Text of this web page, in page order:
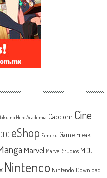
no Hero Academia Capcom Cine
DLC eShop Famitsu Game Freak
Marvel Marvel Studios MCU
Nintendo Nintendo Download